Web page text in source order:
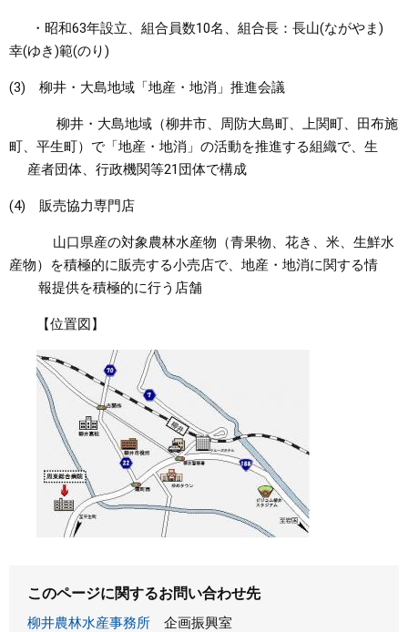
・昭和63年設立、組合員数10名、組合長：長山(ながやま)
幸(ゆき)範(のり)
(3) 柳井・大島地域「地産・地消」推進会議
柳井・大島地域（柳井市、周防大島町、上関町、田布施
町、平生町）で「地産・地消」の活動を推進する組織で、生
産者団体、行政機関等21団体で構成
(4) 販売協力専門店
山口県産の対象農林水産物（青果物、花き、米、生鮮水
産物）を積極的に販売する小売店で、地産・地消に関する情
報提供を積極的に行う店舗
【位置図】
このページに関するお問い合わせ先
柳井農林水産事務所
企画振興室